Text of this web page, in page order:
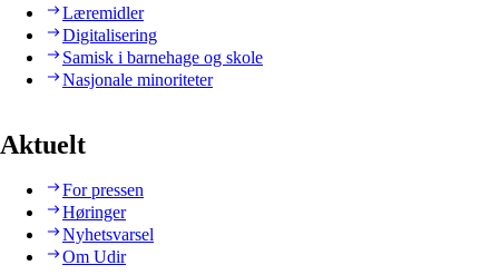
Læremidler
Digitalisering
Samisk i barnehage og skole
Nasjonale minoriteter
Aktuelt
For pressen
Høringer
Nyhetsvarsel
Om Udir